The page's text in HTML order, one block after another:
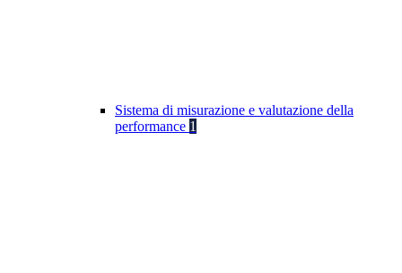
Sistema di misurazione e valutazione della
performance 1